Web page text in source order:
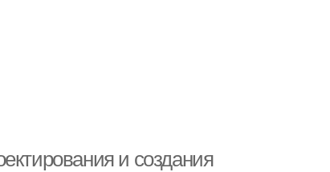
и создания